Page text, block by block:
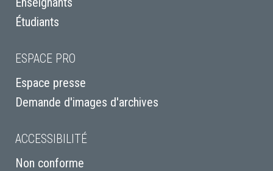
Étudiants
ESPACE PRO
Espace presse
Demande d'images d'archives
ACCESSIBILITÉ
Non conforme